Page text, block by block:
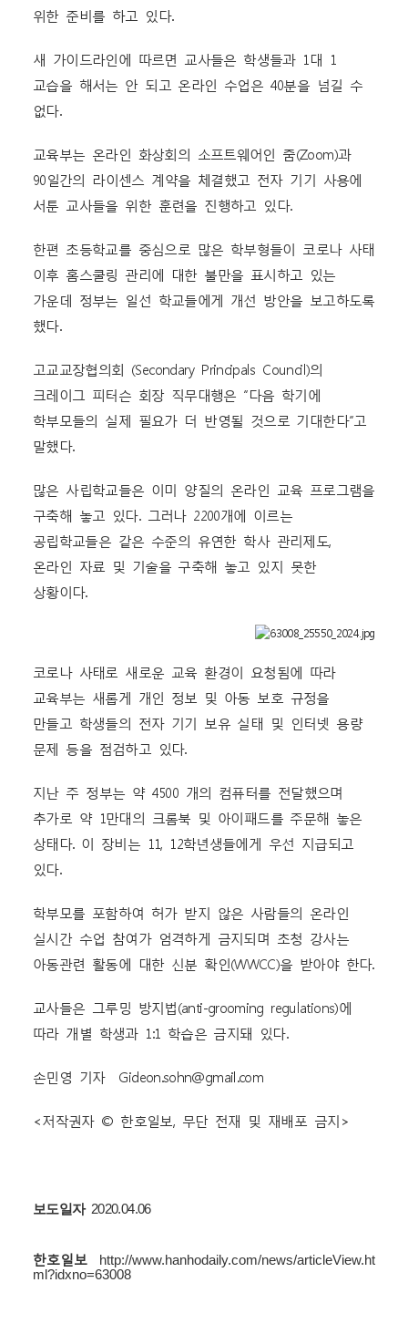
위한 준비를 하고 있다.
새 가이드라인에 따르면 교사들은 학생들과 1대 1
교습을 해서는 안 되고 온라인 수업은 40분을 넘길 수
없다.
교육부는 온라인 화상회의 소프트웨어인 줌(Zoom)과
90일간의 라이센스 계약을 체결했고 전자 기기 사용에
서툰 교사들을 위한 훈련을 진행하고 있다.
한편 초등학교를 중심으로 많은 학부형들이 코로나 사태
이후 홈스쿨링 관리에 대한 불만을 표시하고 있는
가운데 정부는 일선 학교들에게 개선 방안을 보고하도록
했다.
고교교장협의회 (Secondary Principals Council)의
크레이그 피터슨 회장 직무대행은 “다음 학기에
학부모들의 실제 필요가 더 반영될 것으로 기대한다”고
말했다.
많은 사립학교들은 이미 양질의 온라인 교육 프로그램을
구축해 놓고 있다. 그러나 2200개에 이르는
공립학교들은 같은 수준의 유연한 학사 관리제도,
온라인 자료 및 기술을 구축해 놓고 있지 못한
상황이다.
코로나 사태로 새로운 교육 환경이 요청됨에 따라
교육부는 새롭게 개인 정보 및 아동 보호 규정을
만들고 학생들의 전자 기기 보유 실태 및 인터넷 용량
문제 등을 점검하고 있다.
지난 주 정부는 약 4500 개의 컴퓨터를 전달했으며
추가로 약 1만대의 크롬북 및 아이패드를 주문해 놓은
상태다. 이 장비는 11, 12학년생들에게 우선 지급되고
있다.
학부모를 포함하여 허가 받지 않은 사람들의 온라인
실시간 수업 참여가 엄격하게 금지되며 초청 강사는
아동관련 활동에 대한 신분 확인(WWCC)을 받아야 한다.
교사들은 그루밍 방지법(anti-grooming regulations)에
따라 개별 학생과 1:1 학습은 금지돼 있다.
손민영 기자 Gideon.sohn@gmail.com
<저작권자 © 한호일보, 무단 전재 및 재배포 금지>
보도일자 2020.04.06
한호일보
http://www.hanhodaily.com/news/articleView.ht
ml?idxno=63008